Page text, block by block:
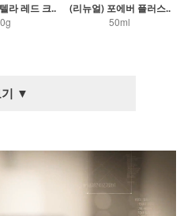
라 레드 크.. (리뉴얼) 포에버 플러스..
50ml
기 ▼